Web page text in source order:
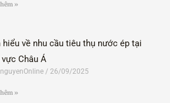
»
hiểu về nhu cầu tiêu thụ nước ép tại
vực Châu Á
26/09/2025
»